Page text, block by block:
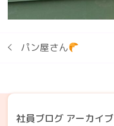
パン屋さん
社員ブログ アーカイブ